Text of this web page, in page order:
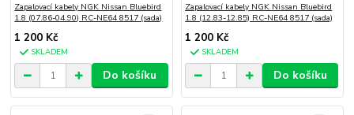
Zapalovací kabely NGK Nissan Bluebird
1.8 (07.86-04.90) RC-NE64 8517 (sada)
1 200 Kč
SKLADEM
Do košíku
Zapalovací kabely NGK Nissan Bluebird
1.8 (12.83-12.85) RC-NE64 8517 (sada)
1 200 Kč
SKLADEM
Do košíku